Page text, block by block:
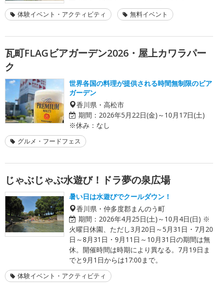
体験イベント・アクティビティ 無料イベント
瓦町FLAGビアガーデン2026・屋上カワラパー
ク
世界各国の料理が提供される時間無制限のビア
ガーデン
香川県・高松市
期間： 2026年5月22日(金)～10月17日(土)
※休み：なし
グルメ・フードフェス
じゃぶじゃぶ水遊び！ドラ夢の泉広場
暑い日は水遊びでクールダウン！
香川県・仲多度郡まんのう町
期間： 2026年4月25日(土)～10月4日(日) ※
火曜日休園、ただし3月20日～5月31日・7月20
日～8月31日・9月11日～10月31日の期間は無
休。開催時間は時期により異なる。7月19日ま
でと9月1日からは17:00まで。
体験イベント・アクティビティ